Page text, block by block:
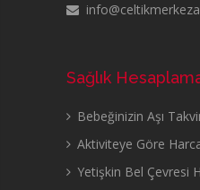
Sağlık
Bebeğinizin Aşı
Aktiviteye Göre
Yetişkin Bel Çevresi